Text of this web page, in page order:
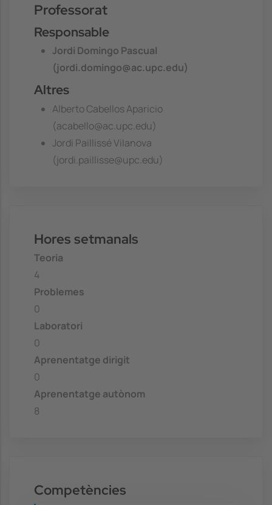
Professorat
Responsable
Jordi Domingo Pascual
(jordi.domingo@ac.upc.edu)
Altres
Alberto Cabellos Aparicio
(acabello@ac.upc.edu)
Jordi Paillissé Vilanova
(jordi.paillisse@upc.edu)
Hores setmanals
Teoria
4
Problemes
0
Laboratori
0
Aprenentatge dirigit
0
Aprenentatge autònom
8
Competències